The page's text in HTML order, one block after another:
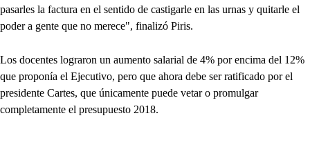
pasarles la factura en el sentido de castigarle en las urnas y quitarle el
poder a gente que no merece", finalizó Piris.
Los docentes lograron un aumento salarial de 4% por encima del 12%
que proponía el Ejecutivo, pero que ahora debe ser ratificado por el
presidente Cartes, que únicamente puede vetar o promulgar
completamente el presupuesto 2018.